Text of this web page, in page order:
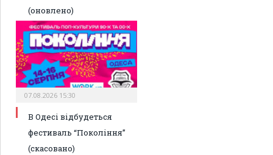
(оновлено)
07.08.2026 15:30
В Одесі відбудеться
фестиваль “Покоління”
(скасовано)